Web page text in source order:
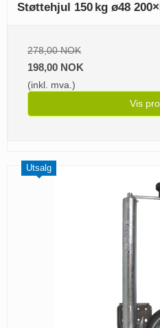
Støttehjul 150 kg ø48
278,00 NOK
198,00 NOK
(inkl. mva.)
Vis
Utsalg